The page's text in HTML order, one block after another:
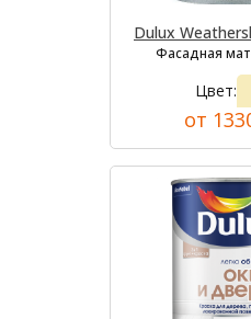
Dulux
Фасадная
Цвет:
от